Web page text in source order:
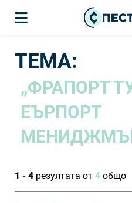
ТЕМА:
„ФРАПОРТ
ЕЪРПОРТ
1 - 4 резултата от 4 общо